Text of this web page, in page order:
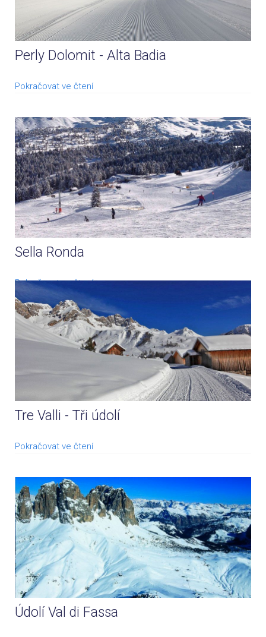
Perly Dolomit - Alta Badia
Pokračovat ve čtení
Sella Ronda
Pokračovat ve čtení
Tre Valli - Tři údolí
Pokračovat ve čtení
Údolí Val di Fassa